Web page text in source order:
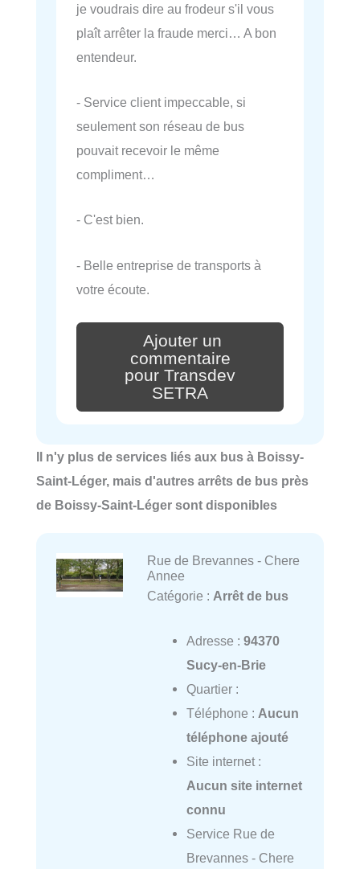
je voudrais dire au frodeur s'il vous
plaît arrêter la fraude merci… A bon
entendeur.
- Service client impeccable, si
seulement son réseau de bus
pouvait recevoir le même
compliment…
- C'est bien.
- Belle entreprise de transports à
votre écoute.
Ajouter un
commentaire
pour Transdev
SETRA
Il n'y plus de services liés aux bus à Boissy-
Saint-Léger, mais d'autres arrêts de bus près
de Boissy-Saint-Léger sont disponibles
Rue de Brevannes - Chere
Annee
Catégorie : Arrêt de bus
Adresse : 94370
Sucy-en-Brie
Quartier :
Téléphone : Aucun
téléphone ajouté
Site internet :
Aucun site internet
connu
Service Rue de
Brevannes - Chere